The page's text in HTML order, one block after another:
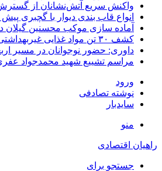
واکنش سریع آتش‌نشانان از
انواع قاب بندی دیوار با گچبری
آماده سازی موکب محسنین گیلان
کشف ۳۰ تن مواد غذایی غیربهداشتی در شاهرود؛ انبار پلمب شد
داوری: حضور نوجوانان در مسیر
مراسم تشییع شهید محمدجواد
ورود
نوشته تصادفی
سایدبار
منو
راهیان اقتصادی
جستجو برای